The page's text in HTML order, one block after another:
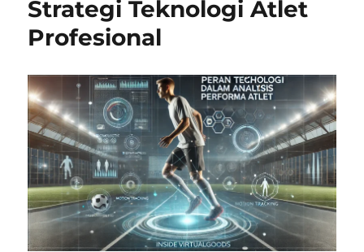
Strategi Teknologi Atlet
Profesional